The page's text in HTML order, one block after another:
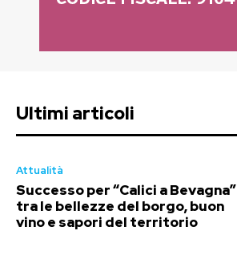
Ultimi articoli
Attualità
Successo per “Calici a Bevagna”
tra le bellezze del borgo, buon
vino e sapori del territorio